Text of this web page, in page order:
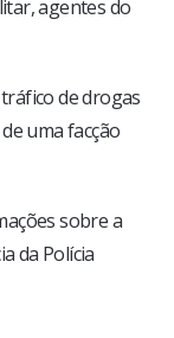
agentes do
de drogas
uma facção
sobre a
da Polícia